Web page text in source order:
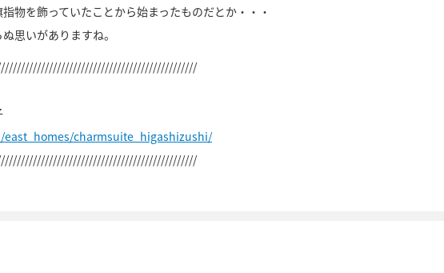
物を飾っていたことから始まったものだとか・・・
思いがありますね。
charmsuite_higashizushi/